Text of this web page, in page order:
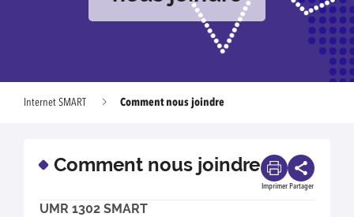
Internet SMART Comment nous joindre
Comment nous joindre
Imprimer Partager
UMR 1302 SMART